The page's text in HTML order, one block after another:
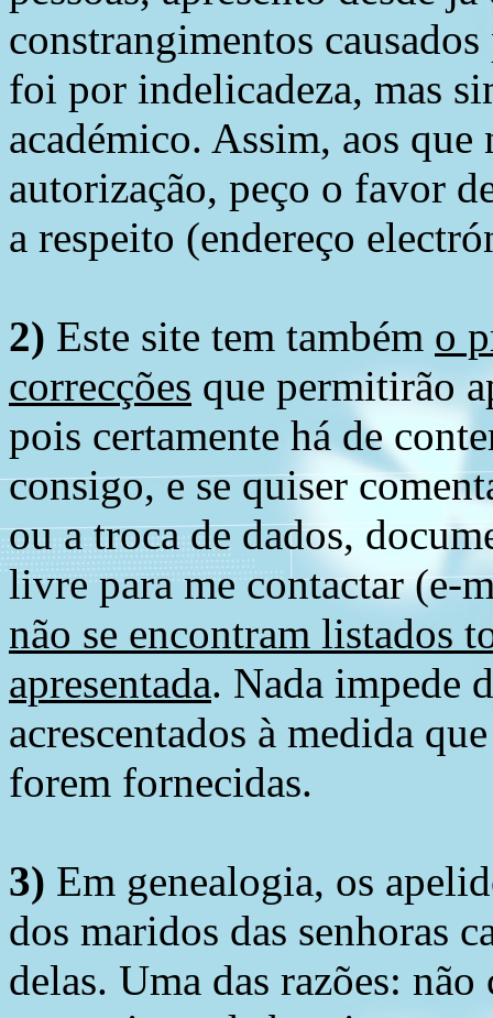
constrangimentos
foi por indelicadeza, mas
académico. Assim, aos
autorização, peço o favor
a respeito (endereço
2) Este site tem também o
correcções que permitirão
pois certamente há de
consigo, e se quiser
ou a troca de dados,
livre para me contactar (e-
não se encontram listados
apresentada. Nada impede
acrescentados à medida
forem fornecidas.
3) Em genealogia, os
dos maridos das senhoras
delas. Uma das razões: